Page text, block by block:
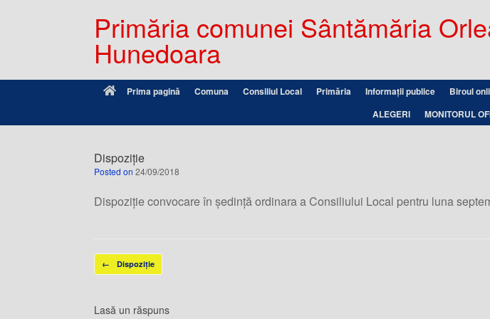
Primăria comunei Sântămăria
Hunedoara
Prima pagină Comuna Consiliul Local Primăria Informații publice Biroul
ALEGERI
MONITORUL
Dispoziție
Posted on 24/09/2018
Dispoziție convocare în ședință ordinara a Consiliului Local pentru luna
Post navigation
← Dispoziție
Lasă un răspuns